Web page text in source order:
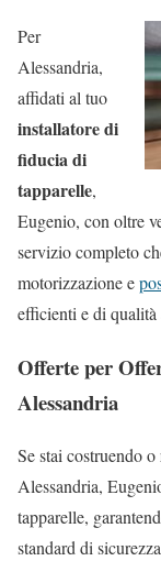
Per
Alessandria,
affidati al tuo
installatore di
fiducia di
tapparelle,
Eugenio, con oltre
servizio completo
motorizzazione e
efficienti e di
Offerte per
Alessandria
Se stai costruendo
Alessandria,
tapparelle,
standard di